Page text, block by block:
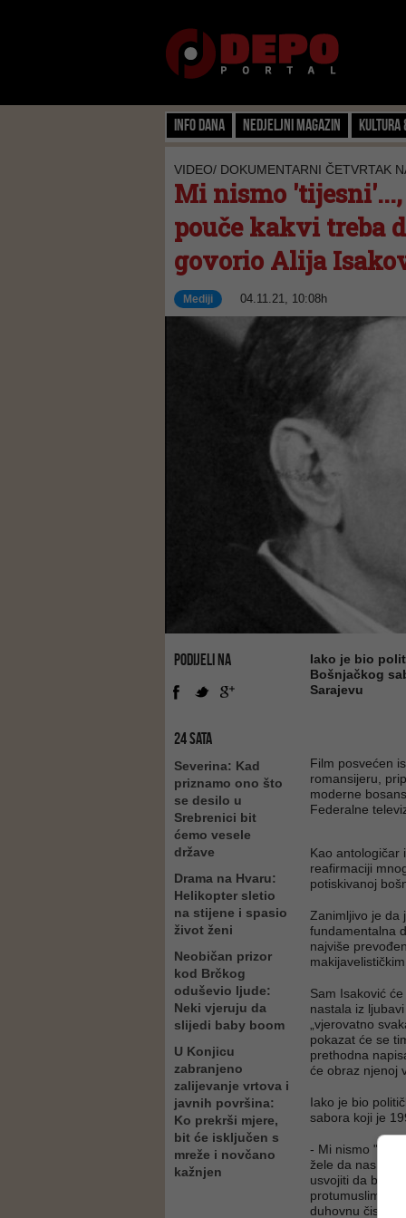
Info dana Nedjeljni magazin Kultura
VIDEO/ DOKUMENTARNI ČETVRTAK
Mi nismo
pouče kakvi treba
govorio Alija
Mediji 04.11.21, 10:08h
PODIJELI NA
24 SATA
Severina: Kad
priznamo ono što
se desilo u
Srebrenici bit
ćemo vesele
države
Drama na Hvaru:
Helikopter sletio
na stijene i spasio
život ženi
Neobičan prizor
kod Brčkog
oduševio ljude:
Neki vjeruju da
slijedi baby boom
U Konjicu
zabranjeno
zalijevanje vrtova i
javnih površina:
Ko prekrši mjere,
bit će isključen s
mreže i novčano
kažnjen
Iako je bio
Bošnjačkog
Sarajevu
Film posvećen
romansijeru,
moderne
Federalne
Kao antologičar
reafirmaciji
potiskivanoj
Zanimljivo je da
fundamentalna
najviše
makijavelističkim.
Sam Isaković
nastala iz
„vjerovatno
pokazat će se
prethodna
će obraz njenoj
Iako je bio
sabora koji je
- Mi nismo
žele da nas
usvojiti da
duhovnu čistotu